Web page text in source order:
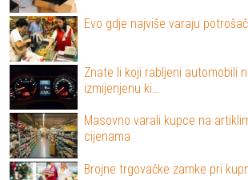
Evo gdje najviše varaju
Znate li koji rabljeni automobili
izmijenjenu ki…
Masovno varali kupce na
cijenama
Brojne trgovačke zamke pri